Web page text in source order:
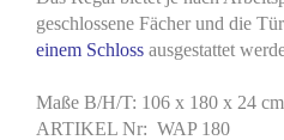
geschlossene Fächer und die
einem Schloss ausgestattet
Maße B/H/T: 106 x 180 x 24
ARTIKEL Nr: WAP